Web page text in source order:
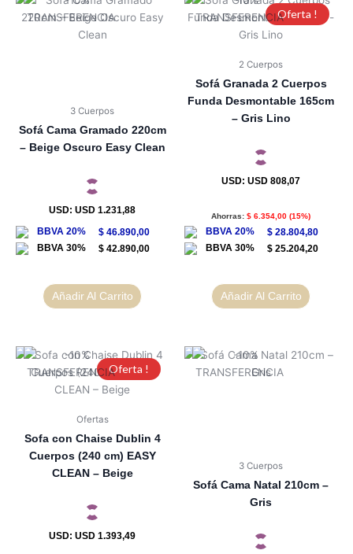
3 Cuerpos
Sofá Cama Gramado 220cm
– Beige Oscuro Easy Clean
USD: USD 1.231,88
$ 46.890,00
$ 42.890,00
Añadir Al Carrito
Oferta !
2 Cuerpos
Sofá Granada 2 Cuerpos
Funda Desmontable 165cm
– Gris Lino
USD: USD 808,07
Ahorras: $ 6.354,00 (15%)
$ 28.804,80
$ 25.204,20
Añadir Al Carrito
Oferta !
Ofertas
Sofa con Chaise Dublin 4
Cuerpos (240 cm) EASY
CLEAN – Beige
USD: USD 1.393,49
3 Cuerpos
Sofá Cama Natal 210cm –
Gris